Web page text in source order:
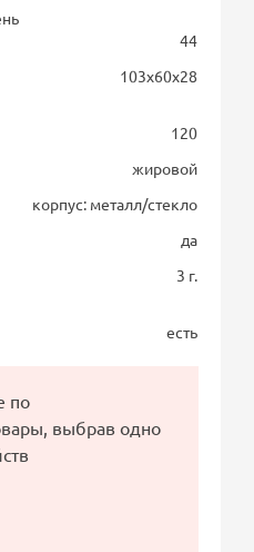
44
103х60х28
120
жировой
корпус: металл/стекло
да
3 г.
есть
по
выбрав одно